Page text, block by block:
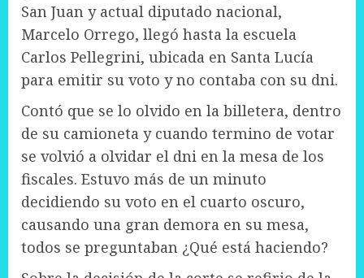
San Juan y actual diputado nacional,
Marcelo Orrego, llegó hasta la escuela
Carlos Pellegrini, ubicada en Santa Lucía
para emitir su voto y no contaba con su dni.
Contó que se lo olvido en la billetera, dentro
de su camioneta y cuando termino de votar
se volvió a olvidar el dni en la mesa de los
fiscales. Estuvo más de un minuto
decidiendo su voto en el cuarto oscuro,
causando una gran demora en su mesa,
todos se preguntaban ¿Qué está haciendo?